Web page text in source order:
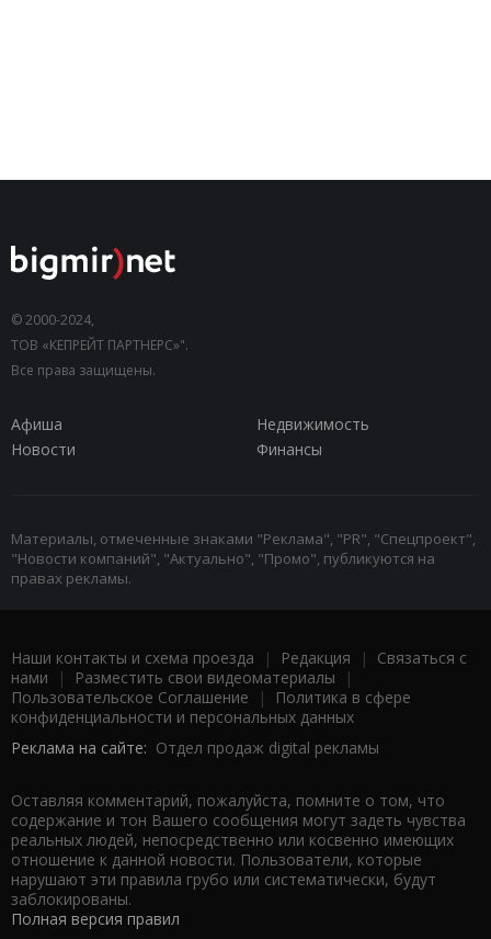
© 2000-2024,
ТОВ «КЕПРЕЙТ ПАРТНЕРС»".
Все права защищены.
Афиша
Недвижимость
Новости
Финансы
Материалы, отмеченные знаками "Реклама", "PR", "Спецпроект",
"Новости компаний", "Актуально", "Промо", публикуются на
правах рекламы.
Наши контакты и схема проезда | Редакция | Связаться с
нами | Разместить свои видеоматериалы |
Пользовательское Соглашение |
Политика в сфере
конфиденциальности и персональных данных
Реклама на сайте: Отдел продаж digital рекламы
Оставляя комментарий, пожалуйста, помните о том, что
содержание и тон Вашего сообщения могут задеть чувства
реальных людей, непосредственно или косвенно имеющих
отношение к данной новости. Пользователи, которые
нарушают эти правила грубо или систематически, будут
заблокированы.
Полная версия правил